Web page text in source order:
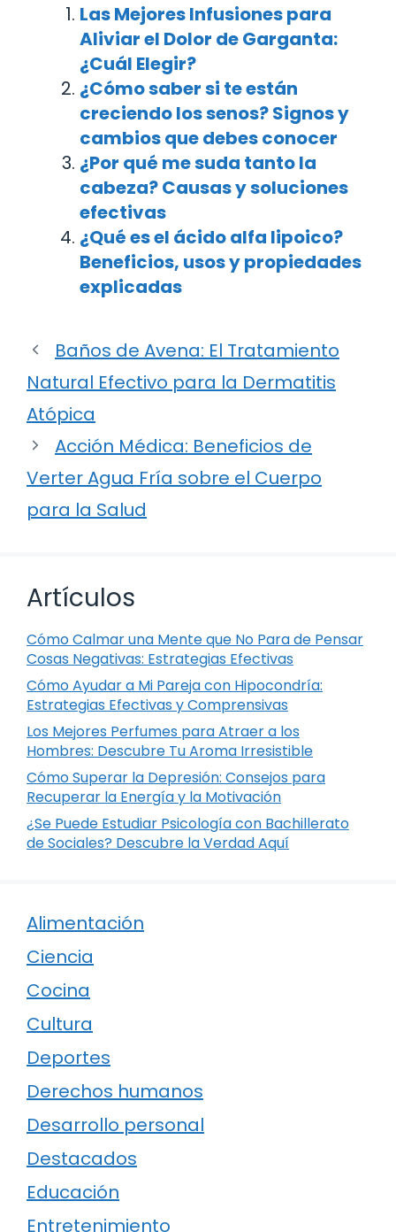
Las Mejores Infusiones para
Aliviar el Dolor de Garganta:
¿Cuál Elegir?
¿Cómo saber si te están
creciendo los senos? Signos y
cambios que debes conocer
¿Por qué me suda tanto la
cabeza? Causas y soluciones
efectivas
¿Qué es el ácido alfa lipoico?
Beneficios, usos y propiedades
explicadas
Baños de Avena: El Tratamiento
Natural Efectivo para la Dermatitis
Atópica
Acción Médica: Beneficios de
Verter Agua Fría sobre el Cuerpo
para la Salud
Artículos
Cómo Calmar una Mente que No Para de Pensar
Cosas Negativas: Estrategias Efectivas
Cómo Ayudar a Mi Pareja con Hipocondría:
Estrategias Efectivas y Comprensivas
Los Mejores Perfumes para Atraer a los
Hombres: Descubre Tu Aroma Irresistible
Cómo Superar la Depresión: Consejos para
Recuperar la Energía y la Motivación
¿Se Puede Estudiar Psicología con Bachillerato
de Sociales? Descubre la Verdad Aquí
Alimentación
Ciencia
Cocina
Cultura
Deportes
Derechos humanos
Desarrollo personal
Destacados
Educación
Entretenimiento